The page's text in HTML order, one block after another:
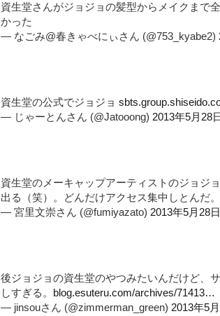
資生堂さんがジョジョの髪型からメイクまで
かった
— なごみ@春きゃべにぃさん (@753_kyabe2)
資生堂の公式でジョジョ
— じゃーとんさん (@Jatooong) 2013年5月28
資生堂のメーキャップアーティストのジョジ
出る（笑）。どんだけアクセス集中しとんだ。
— 宮里文崇さん (@fumiyazato) 2013年5月28日
後ジョジョの資生堂のやつみたいんだけど、
しすぎる。 blog.esuteru.com/archives/71413…
— jinsouさん (@zimmerman_green) 2013年5